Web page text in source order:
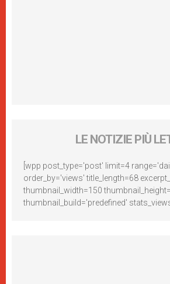
LE NOTIZIE PIÙ
[wpp post_type='post' limit=4
order_by='views' title_length=68
thumbnail_width=150
thumbnail_build='predefined'